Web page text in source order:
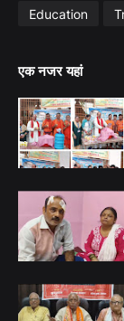
Education
एक नजर यहां